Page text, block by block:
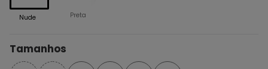
Nude Preta
Tamanhos